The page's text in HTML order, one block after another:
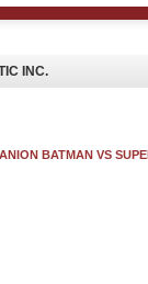
INC.
BATMAN VS